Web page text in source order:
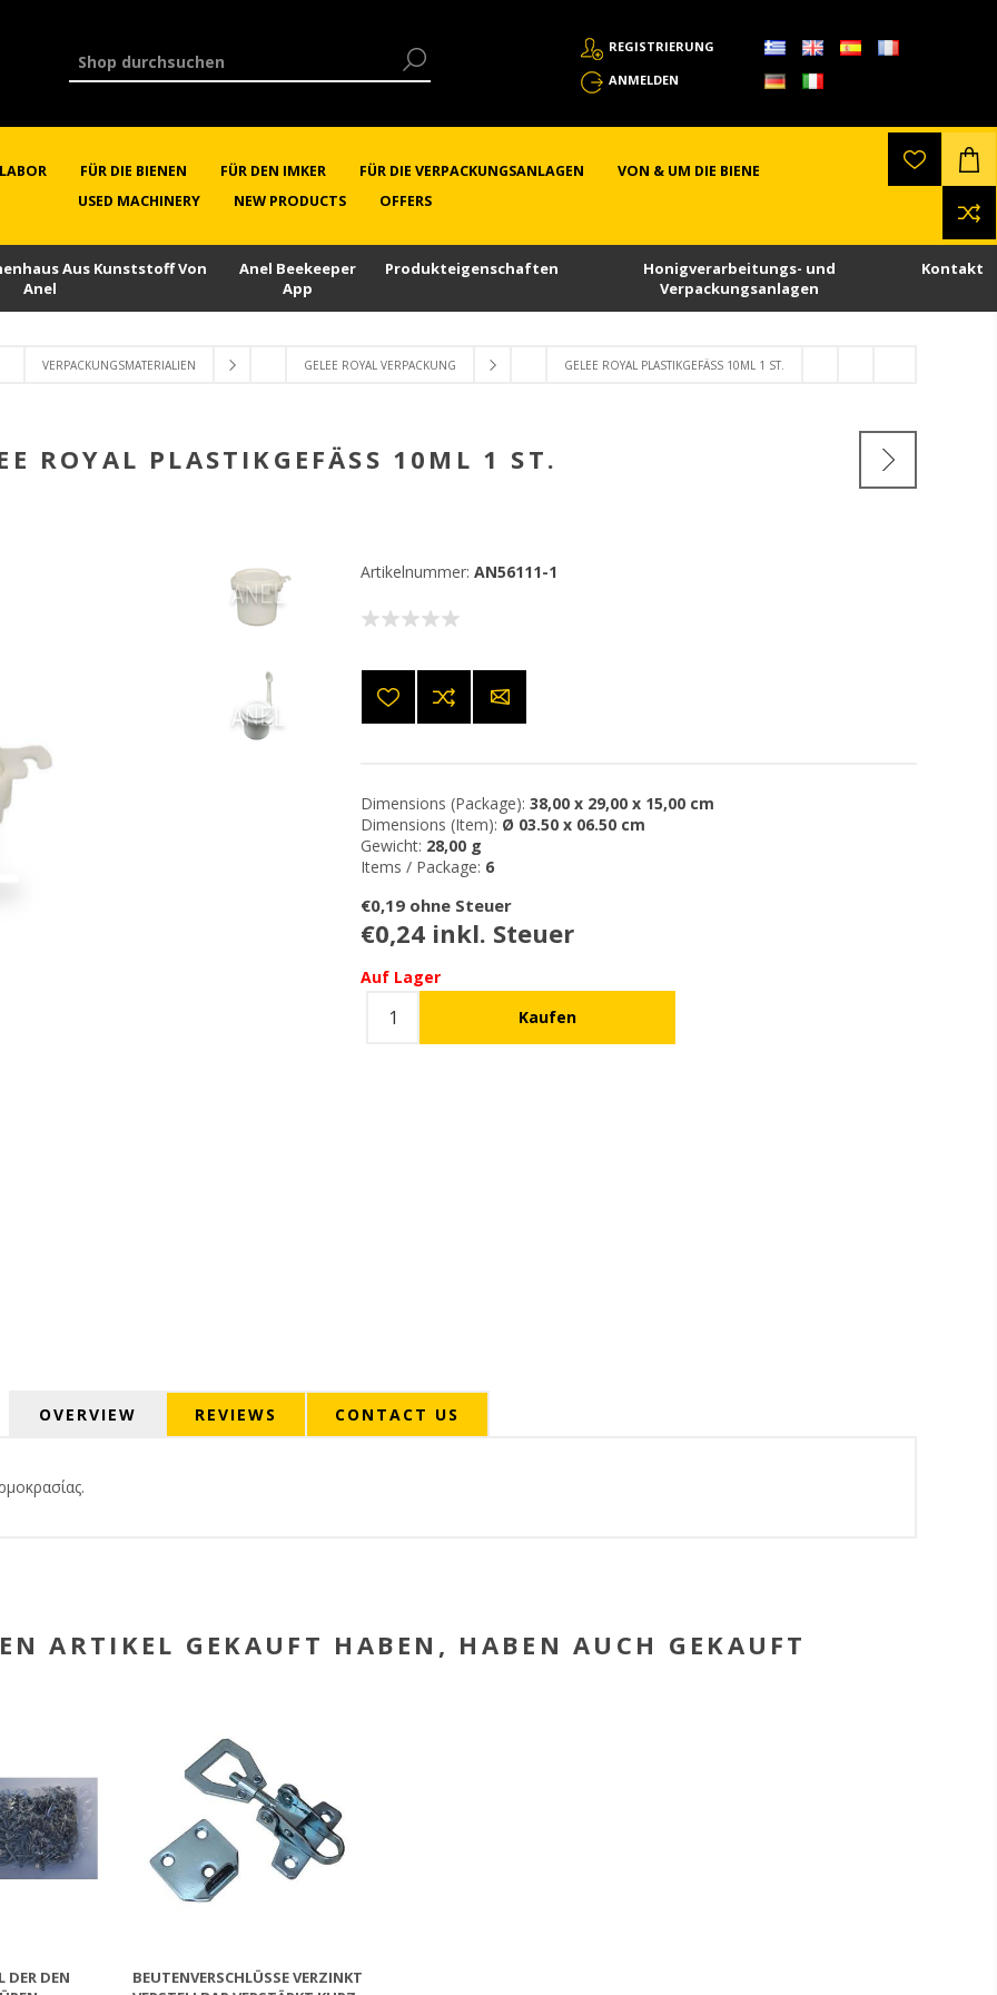
REGISTRIERUNG
ANMELDEN
FÜR DIE BIENEN FÜR DEN IMKER FÜR DIE VERPACKUNGSANLAGEN
VON & UM DIE BIENE
USED MACHINERY
NEW PRODUCTS OFFERS
Aus Kunststoff Von
Anel
Anel Beekeeper
App
Produkteigenschaften
Honigverarbeitungs- und
Verpackungsanlagen
Kontakt
VERPACKUNGSMATERIALIEN GELEE ROYAL VERPACKUNG GELEE ROYAL PLASTIKGEFÄSS 10ML 1 ST.
ROYAL PLASTIKGEFÄSS 10ML 1 ST.
Artikelnummer: AN56111-1
Dimensions (Package): 38,00 x 29,00 x 15,00 cm
Dimensions (Item): Ø 03.50 x 06.50 cm
Gewicht: 28,00 g
Items / Package: 6
€0,19 ohne Steuer
€0,24 inkl. Steuer
Auf Lager
OVERVIEW REVIEWS CONTACT US
ARTIKEL GEKAUFT HABEN, HABEN AUCH GEKAUFT
DER DEN
BEUTENVERSCHLÜSSE VERZINKT V